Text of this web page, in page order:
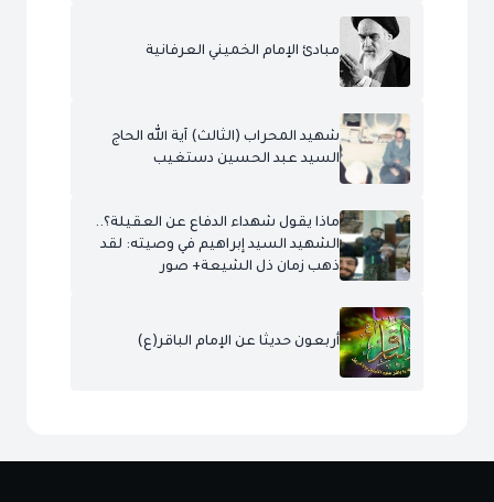
مبادئ الإمام الخميني العرفانية
شهيد المحراب (الثالث) آية الله الحاج
السيد عبد الحسين دستغيب
ماذا يقول شهداء الدفاع عن العقيلة؟..
الشهيد السيد إبراهيم في وصيته: لقد
ذهب زمان ذل الشيعة+ صور
أربعون حديثا عن الإمام الباقر(ع)